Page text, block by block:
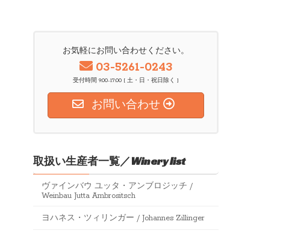
お気軽にお問い合わせください。
03-5261-0243
受付時間 9:00-17:00 [ 土・日・祝日除く ]
お問い合わせ
取扱い生産者一覧／Winery list
ヴァインバウ ユッタ・アンブロジッチ /
Weinbau Jutta Ambrositsch
ヨハネス・ツィリンガー / Johannes Zillinger